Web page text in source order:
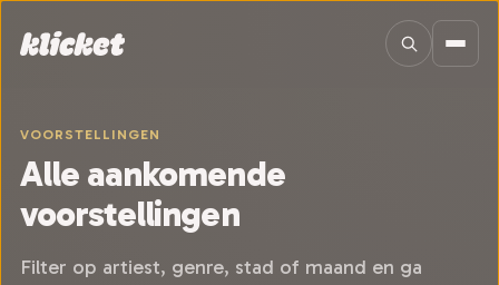
VOORSTELLINGEN
Alle aankomende
voorstellingen
Filter op artiest, genre, stad of maand en ga